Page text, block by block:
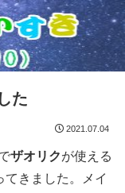
た
2021.07.04
ザオリクが使える
きました。メイ